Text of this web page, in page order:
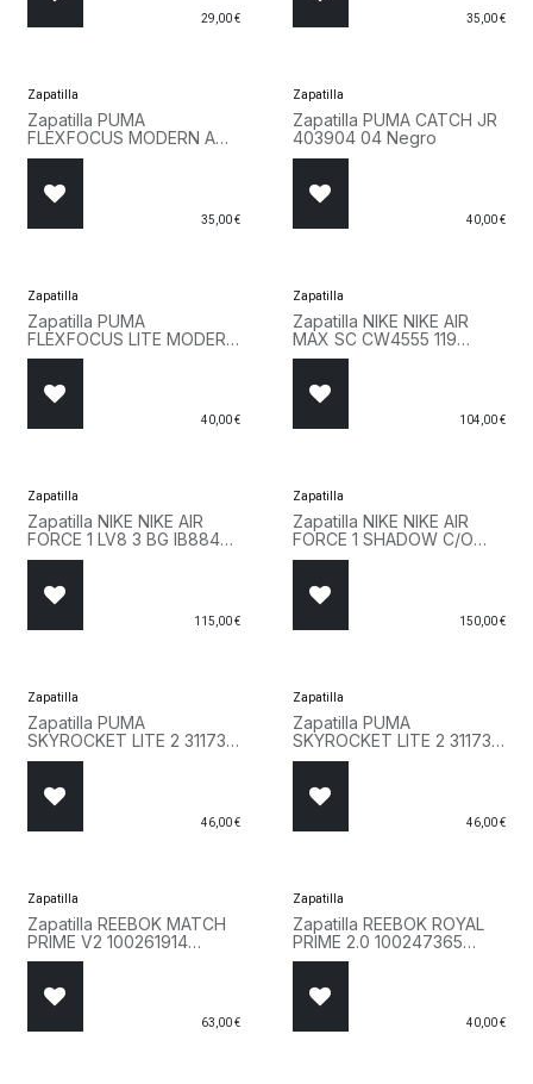
29,00€ 35,00€
Zapatilla
Zapatilla PUMA
FLEXFOCUS MODERN AC
PS 401519 02 Azul
35,00€
Zapatilla
Zapatilla PUMA CATCH JR
403904 04 Negro
40,00€
Zapatilla
Zapatilla PUMA
FLEXFOCUS LITE MODERN
JR 401517 27 Rosa
40,00€
Zapatilla
Zapatilla NIKE NIKE AIR
MAX SC CW4555 119
Marron
104,00€
Zapatilla
Zapatilla NIKE NIKE AIR
FORCE 1 LV8 3 BG IB8845
001 Negro
115,00€
Zapatilla
Zapatilla NIKE NIKE AIR
FORCE 1 SHADOW C/O
CI0919 100 Blanco
150,00€
Zapatilla
Zapatilla PUMA
SKYROCKET LITE 2 311730
36 Blanco
46,00€
Zapatilla
Zapatilla PUMA
SKYROCKET LITE 2 311730
30 Lila
46,00€
Zapatilla
Zapatilla REEBOK MATCH
PRIME V2 100261914
Blanco
63,00€
Zapatilla
Zapatilla REEBOK ROYAL
PRIME 2.0 100247365
Blanco
40,00€